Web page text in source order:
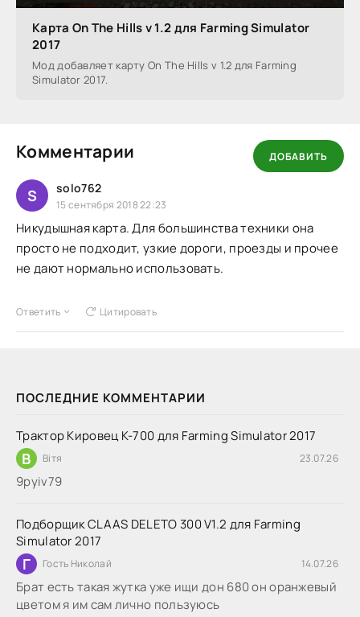
ПОСЛЕДНИЕ КОММЕНТАРИИ
Трактор Кировец К-700 для Farming Simulator 2017
В Вітя 23.07.26
9руіv79
Подборщик CLAAS DELETO 300 V1.2 для Farming
Simulator 2017
Г Гость Николай 14.07.26
Брат есть такая жутка уже ищи дон 680 он оранжевый
цветом я им сам лично пользуюсь
Карта On The Hills v 1.2 для Farming Simulator
2017
Мод добавляет карту On The Hills v 1.2 для Farming
Simulator 2017.
Комментарии ДОБАВИТЬ
S solo762
15 сентября 2018 22:23
Никудышная карта. Для большинства техники она
просто не подходит, узкие дороги, проезды и прочее
не дают нормально использовать.
Ответить Цитировать